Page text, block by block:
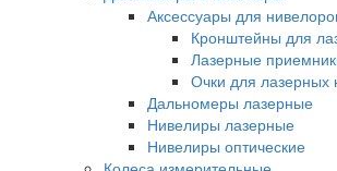
Аксессуары для
Кронштейны для
Лазерные
Очки для лазерных
Дальномеры лазерные
Нивелиры лазерные
Нивелиры оптические